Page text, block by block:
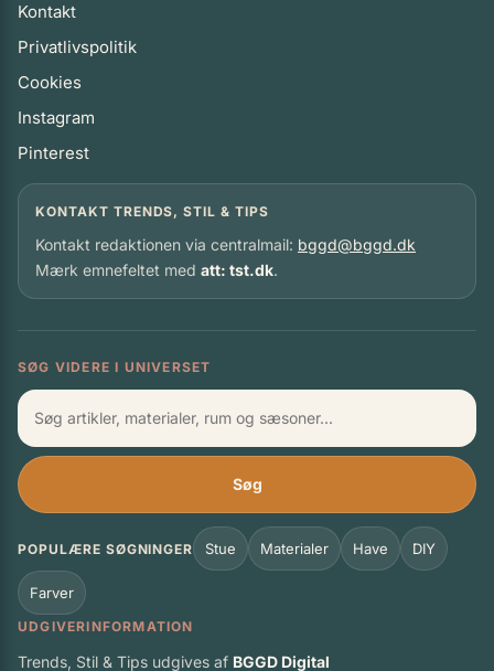
Kontakt
Privatlivspolitik
Cookies
Instagram
Pinterest
KONTAKT TRENDS, STIL & TIPS
Kontakt redaktionen via centralmail: bggd@bggd.dk
Mærk emnefeltet med att: tst.dk.
SØG VIDERE I UNIVERSET
Søg
POPULÆRE SØGNINGER Stue Materialer Have DIY
Farver
UDGIVERINFORMATION
Trends, Stil & Tips udgives af BGGD Digital